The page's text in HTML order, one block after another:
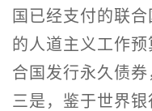
国已经支付的联
的人道主义工作
合国发行永久债券
三是，鉴于世界